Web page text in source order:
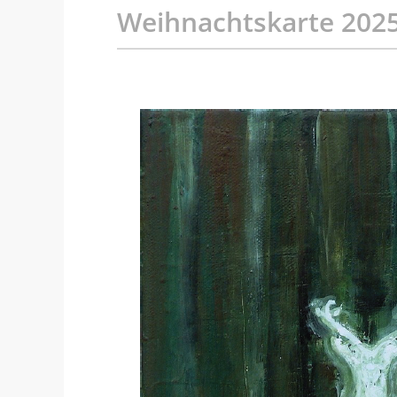
Weihnachtskarte